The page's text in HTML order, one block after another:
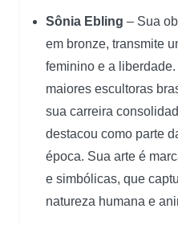
Sônia Ebling – Sua
em bronze, transmite
feminino e a
maiores escultoras
sua carreira
destacou como parte
época. Sua arte é
e simbólicas, que
natureza humana e